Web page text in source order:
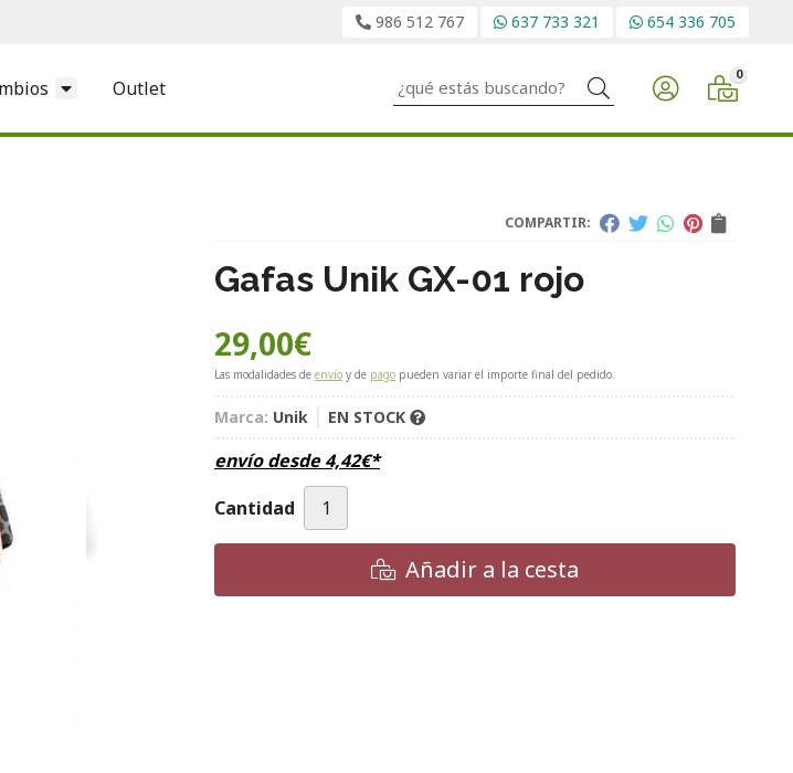
986 512 767 637 733 321 654 336 705
Outlet Buscar 0
COMPARTIR:
Gafas Unik GX-01 rojo
29,00€
Las modalidades de envío y de pago pueden variar el importe final del pedido.
Marca: Unik EN STOCK
envío desde4,42€*
Cantidad
Añadir a la cesta